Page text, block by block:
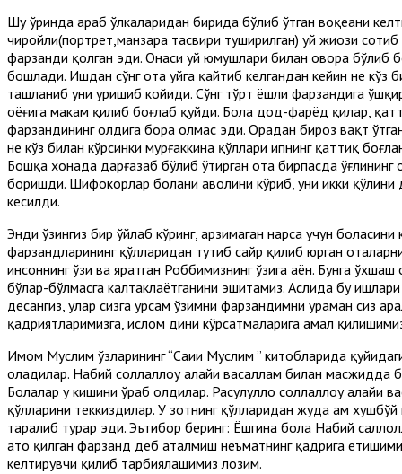
Шу ўринда араб ўлкаларидан бирида бўлиб ўтган воқеани
чиройли(портрет,манзара тасвири туширилган) уй жиҳози
фарзанди қолган эди. Онаси уй юмушлари билан овора бўлиб
бошлади. Ишдан сўнг ота уйга қайтиб келгандан кейин не кўз
ташланиб уни уришиб койиди. Сўнг тўрт ёшли фарзандига
оёғига маҳкам қилиб боғлаб қуйди. Бола дод-фарёд қилар,
фарзандининг олдига бора олмас эди. Орадан бироз вақт
не кўз билан кўрсинки мурғаккина қўллари ипнинг қаттиқ
Бошқа хонада дарғазаб бўлиб ўтирган ота бирпасда
боришди. Шифокорлар болани аҳволини кўриб, уни икки
кесилди.
Энди ўзингиз бир ўйлаб кўринг, арзимаган нарса учун
фарзандларининг қўлларидан тутиб сайр қилиб юрган
инсоннинг ўзи ва яратган Роббимизнинг ўзига аён. Бунга
бўлар-бўлмасга калтаклаётганини эшитамиз. Аслида бу
десангиз, улар сизга урсам ўзимни фарзандимни ураман сиз
қадриятларимизга, ислом дини кўрсатмаларига амал
Имом Муслим ўзларининг “Саҳиҳи Муслим ” китобларида
оладилар. Набий соллаллоҳу алайҳи васаллам билан масжидда
Болалар у кишини ўраб олдилар. Расулуллоҳ соллаллоҳу
қўлларини теккиздилар. У зотнинг қўлларидан жуда ҳам
таралиб турар эди. Эътибор беринг: Ёшгина бола Набий
ато қилган фарзанд деб аталмиш неъматнинг қадрига
келтирувчи қилиб тарбиялашимиз лозим.